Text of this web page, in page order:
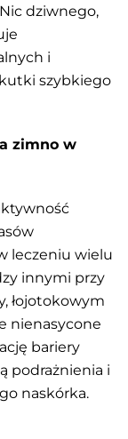
dziwnego,
i
szybkiego
zimno w
leczeniu wielu
innymi przy
łojotokowym
nienasycone
bariery
podrażnienia i
naskórka.